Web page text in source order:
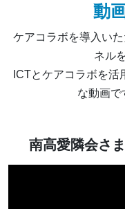
動
ケアコラボを導入い
ネル
ICTとケアコラボを
な動画で
南高愛隣会さま